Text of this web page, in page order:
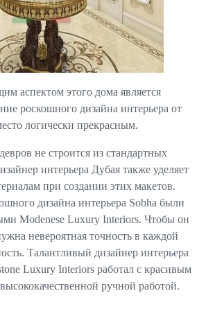
аспектом этого дома является
роскошного дизайна интерьера от
логически прекрасным.
не строится из стандартных
интерьера Дубая также уделяет
при создании этих макетов.
дизайна интерьера Sobha были
Modenese Luxury Interiors. Чтобы он
невероятная точность в каждой
Талантливый дизайнер интерьера
Luxury Interiors работал с красивым
ручной работой.